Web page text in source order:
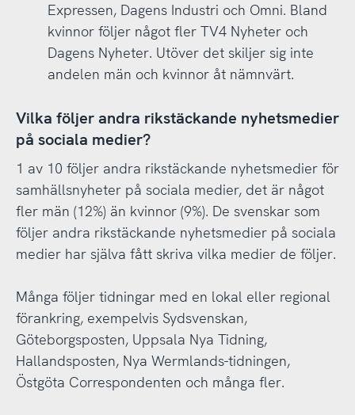
Expressen, Dagens Industri och Omni. Bland
kvinnor följer något fler TV4 Nyheter och
Dagens Nyheter. Utöver det skiljer sig inte
andelen män och kvinnor åt nämnvärt.
Vilka följer andra rikstäckande nyhetsmedier
på sociala medier?
1 av 10 följer andra rikstäckande nyhetsmedier för
samhällsnyheter på sociala medier, det är något
fler män (12%) än kvinnor (9%). De svenskar som
följer andra rikstäckande nyhetsmedier på sociala
medier har själva fått skriva vilka medier de följer.
Många följer tidningar med en lokal eller regional
förankring, exempelvis Sydsvenskan,
Göteborgsposten, Uppsala Nya Tidning,
Hallandsposten, Nya Wermlands-tidningen,
Östgöta Correspondenten och många fler.